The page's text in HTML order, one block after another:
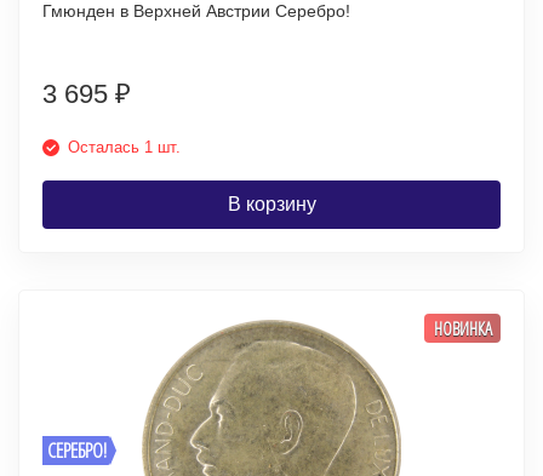
Гмюнден в Верхней Австрии Серебро!
3 695 ₽
Осталась 1 шт.
В корзину
СЕРЕБРО!
НОВИНКА